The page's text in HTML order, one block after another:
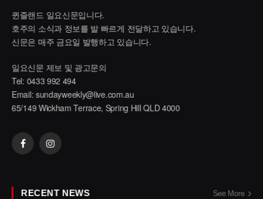
퀸즐랜드 일요신문입니다.
호주의 소식과 정보를 발 빠르게 전달하고 있습니다.
신문은 매주 금요일 발행하고 있습니다.
일요신문 제보 및 광고문의
Tel: 0433 992 494
Email:sundayweekly@live.com.au
65/149 Wickham Terrace, Spring Hill QLD 4000
FacebookInstagram
RECENT NEWS See More